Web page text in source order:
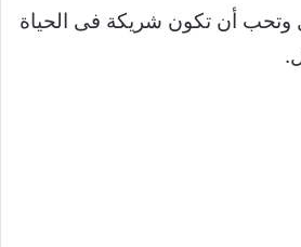
وتحب أن تكون شريكة فى الحياة